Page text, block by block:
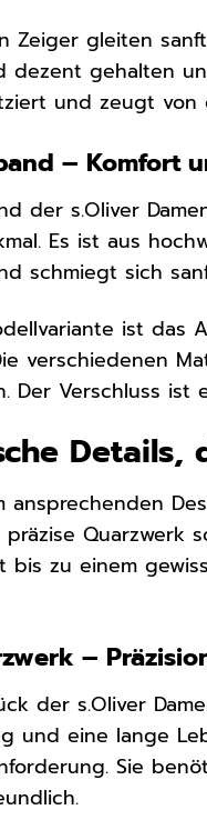
Zeiger gleiten
dezent gehalten
und zeugt von
– Komfort
der s.Oliver
Es ist aus
schmiegt sich
ist das
verschiedenen
Der Verschluss
Details,
ansprechenden
präzise
bis zu einem
–
der s.Oliver
und eine lange
Sie